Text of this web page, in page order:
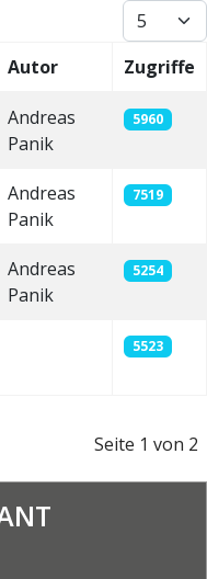
Anzeige #
Autor Zugriffe
Andreas
Panik
5960
Andreas
Panik
7519
Andreas
Panik
5254
5523
Seite 1 von 2